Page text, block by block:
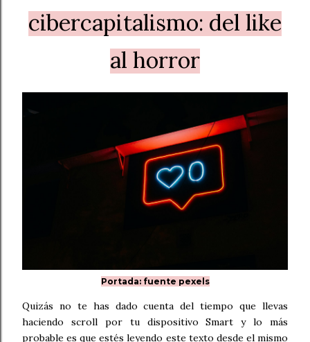
cibercapitalismo: del like
al horror
Portada: fuente pexels
Quizás no te has dado cuenta del tiempo que llevas
haciendo scroll por tu dispositivo Smart y lo más
probable es que estés leyendo este texto desde el mismo